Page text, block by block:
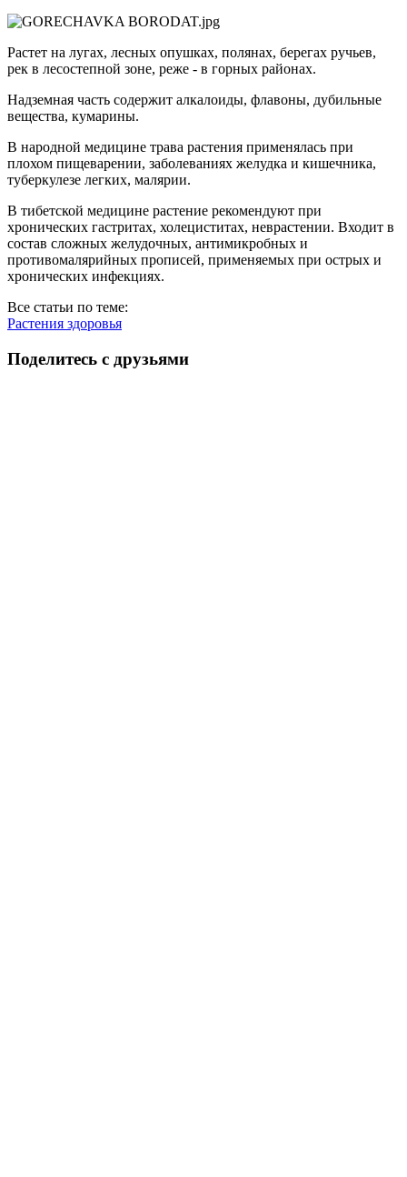
Растет на лугах, лесных опушках, полянах, берегах ручьев,
рек в лесостепной зоне, реже - в горных районах.
Надземная часть содержит алкалоиды, флавоны, дубильные
вещества, кумарины.
В народной медицине трава растения применялась при
плохом пищеварении, заболеваниях желудка и кишечника,
туберкулезе легких, малярии.
В тибетской медицине растение рекомендуют при
хронических гастритах, холециститах, неврастении. Входит в
состав сложных желудочных, антимикробных и
противомалярийных прописей, применяемых при острых и
хронических инфекциях.
Все статьи по теме:
Растения здоровья
Поделитесь с друзьями